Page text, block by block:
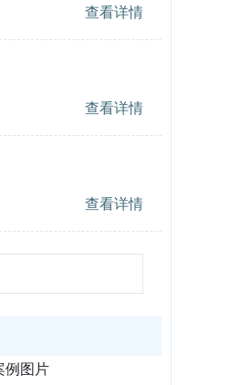
查看详情
查看详情
查看详情